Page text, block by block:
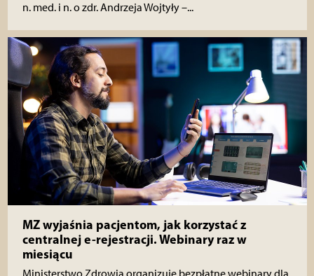
n. med. i n. o zdr. Andrzeja Wojtyły –...
MZ wyjaśnia pacjentom, jak korzystać z
centralnej e-rejestracji. Webinary raz w
miesiącu
Ministerstwo Zdrowia organizuje bezpłatne webinary dla